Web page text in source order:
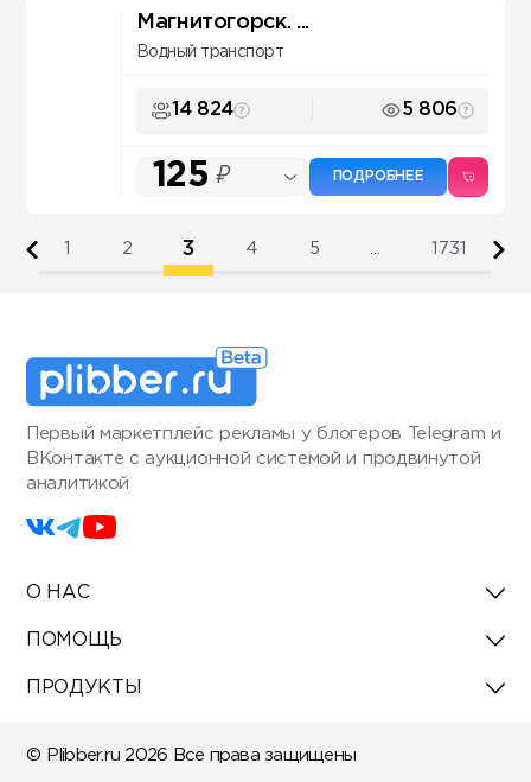
Магнитогорск. ...
Водный транспорт
14 824 5 806
125 ₽ ПОДРОБНЕЕ
2 3 4 5 1731
Первый маркетплейс рекламы у блогеров Telegram и
ВКонтакте с аукционной системой и продвинутой
аналитикой
О НАС
ПОМОЩЬ
ПРОДУКТЫ
© Plibber.ru 2026 Все права защищены